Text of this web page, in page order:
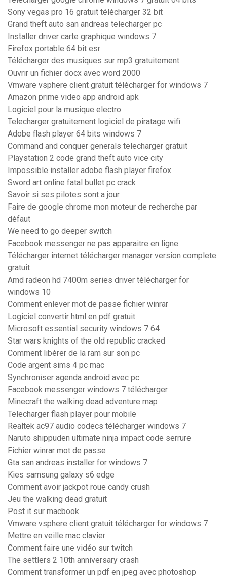
Sony vegas pro 16 gratuit télécharger 32 bit
Grand theft auto san andreas telecharger pc
Installer driver carte graphique windows 7
Firefox portable 64 bit esr
Télécharger des musiques sur mp3 gratuitement
Ouvrir un fichier docx avec word 2000
Vmware vsphere client gratuit télécharger for windows 7
Amazon prime video app android apk
Logiciel pour la musique electro
Telecharger gratuitement logiciel de piratage wifi
Adobe flash player 64 bits windows 7
Command and conquer generals telecharger gratuit
Playstation 2 code grand theft auto vice city
Impossible installer adobe flash player firefox
Sword art online fatal bullet pc crack
Savoir si ses pilotes sont a jour
Faire de google chrome mon moteur de recherche par
défaut
We need to go deeper switch
Facebook messenger ne pas apparaitre en ligne
Télécharger internet télécharger manager version complete
gratuit
Amd radeon hd 7400m series driver télécharger for
windows 10
Comment enlever mot de passe fichier winrar
Logiciel convertir html en pdf gratuit
Microsoft essential security windows 7 64
Star wars knights of the old republic cracked
Comment libérer de la ram sur son pc
Code argent sims 4 pc mac
Synchroniser agenda android avec pc
Facebook messenger windows 7 télécharger
Minecraft the walking dead adventure map
Telecharger flash player pour mobile
Realtek ac97 audio codecs télécharger windows 7
Naruto shippuden ultimate ninja impact code serrure
Fichier winrar mot de passe
Gta san andreas installer for windows 7
Kies samsung galaxy s6 edge
Comment avoir jackpot roue candy crush
Jeu the walking dead gratuit
Post it sur macbook
Vmware vsphere client gratuit télécharger for windows 7
Mettre en veille mac clavier
Comment faire une vidéo sur twitch
The settlers 2 10th anniversary crash
Comment transformer un pdf en jpeg avec photoshop